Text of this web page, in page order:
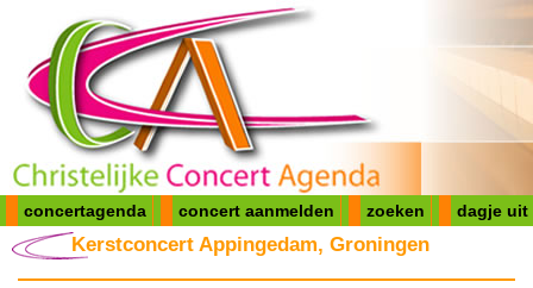
concertagenda concert aanmelden zoeken dagje uit
Kerstconcert Appingedam, Groningen